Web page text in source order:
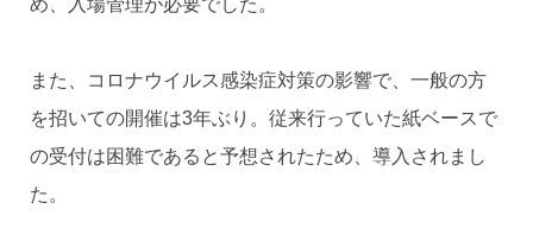
め、入場管理が必要でした。
また、コロナウイルス感染症対策の影響で、一般の方
を招いての開催は3年ぶり。従来行っていた紙ベースで
の受付は困難であると予想されたため、導入されまし
た。